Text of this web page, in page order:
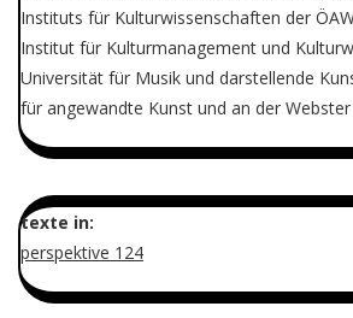
Instituts für Kulturwissenschaften der
Institut für Kulturmanagement und
Universität für Musik und darstellende
für angewandte Kunst und an der Webster
texte in:
perspektive 124